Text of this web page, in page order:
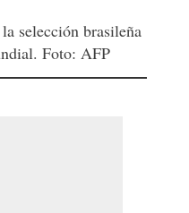
selección brasileña
Foto: AFP